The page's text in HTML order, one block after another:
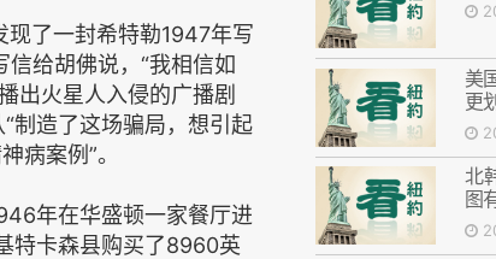
了一封希特勒1947年写
信给胡佛说，“我相信如
出火星人入侵的广播剧
制造了这场骗局，想引起
病案例”。
年在华盛顿一家餐厅进
特卡森县购买了8960英
美
更
北
图